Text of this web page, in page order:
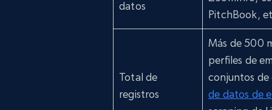
datos
PitchBook,
Total de
registros
Más de 500
perfiles de
conjuntos
de datos de